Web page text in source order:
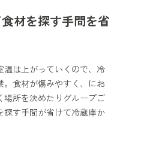
材を探す手間を省
温は上がっていくので、冷
食材が傷みやすく、にお
場所を決めたりグループご
探す手間が省けて冷蔵庫か